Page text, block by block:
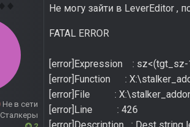
Не в сети
Сталкеры
Не могу зайти в LeverEditor ,
FATAL ERROR
[error]Expression : sz<(tgt_sz-
[error]Function :
[error]File :
[error]Line : 426